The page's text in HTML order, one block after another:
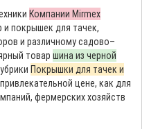
Компании Mirmex
покрышек для тачек,
и различному садово–
товар шина из черной
Покрышки для тачек и
цене, как для
фермерских хозяйств